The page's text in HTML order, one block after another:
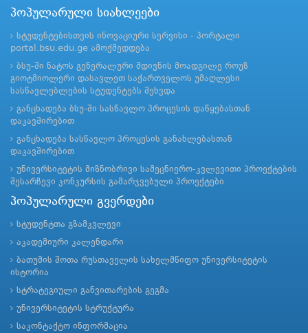
პოპულარული სიახლეები
სტუდენტებისთვის ინოვაციური სერვისი - პორტალი
portal.bsu.edu.ge ამოქმედდება
ბსუ-ში ნატოს გენერალური მდივნის მოადგილე როუზ
გიოტმიოლერი დასავლეთ საქართველოს უმაღლესი
სასწავლებლების სტუდენტებს შეხვდა
განცხადება ბსუ-ში სასწავლო პროცესის დაწყებასთან
დაკავშირებით
განცხადება სასწავლო პროცესის განახლებასთან
დაკავშირებით
უნივერსიტეტის მიზნობრივი სამეცნიერო-კვლევითი პროექტების
შესარჩევი კონკურსის გამარჯვებული პროექტები
პოპულარული გვერდები
სტუდენტთა გზამკვლევი
აკადემიური კალენდარი
ბათუმის შოთა რუსთაველის სახელმწიფო უნივერსიტეტის
ისტორია
სტრატეგიული განვითარების გეგმა
უნივერსიტეტის სტრუქტურა
საკონტაქტო ინფორმაცია